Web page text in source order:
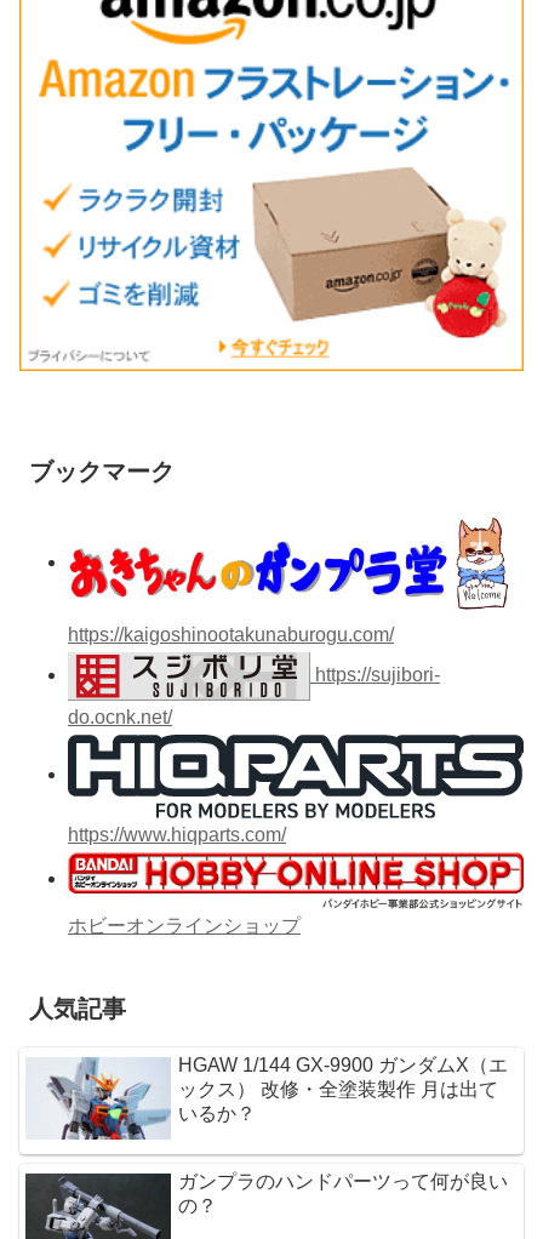
ブックマーク
https://kaigoshinootakunaburogu.com/
https://sujibori-
do.ocnk.net/
https://www.hiqparts.com/
ホビーオンラインショップ
人気記事
HGAW 1/144 GX-9900 ガンダムX（エ
ックス） 改修・全塗装製作 月は出て
いるか？
ガンプラのハンドパーツって何が良い
の？